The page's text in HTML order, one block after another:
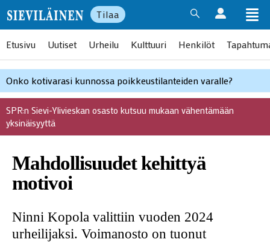
Tilaa
Etusivu Uutiset Urheilu Kulttuuri Henkilöt
Onko kotivarasi kunnossa poikkeustilanteiden varalle?
SPR:n Sievi-Ylivieskan osasto kutsuu mukaan vähentämään
yksinäisyyttä
Mahdollisuudet kehittyä
motivoi
Ninni Kopola valittiin vuoden 2024
urheilijaksi. Voimanosto on tuonut